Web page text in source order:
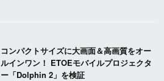
コンパクトサイズに大画面＆高画質をオー
ルインワン！ ETOEモバイルプロジェクタ
ー「Dolphin 2」を検証